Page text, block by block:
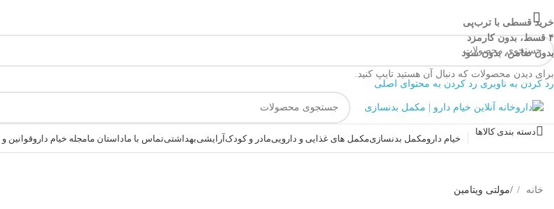
خرید قسطی با ترب‌پی
۴ قسط، بدون کارمزد
بدون ضامن، بدون سود
رد کردن به ناوبری رد کردن به محتوای اصلی
دسته بندی کالاها
خیام دارومکمل بدنسازیمکمل های غذایی و داروییمادر و کودکآرایشیبهداشتیتماس با ماداستان مامجله خیام داروقوانین و
خانه /مولتی ویتامین
برای دیدن محصولات که دنبال آن هستید تایپ کنید.